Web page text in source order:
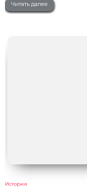
Читать далее
История